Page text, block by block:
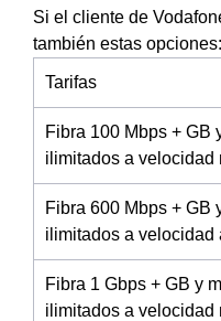
Si el cliente de
también estas opciones:
Tarifas
Fibra 100 Mbps + GB
ilimitados a velocidad
Fibra 600 Mbps + GB
ilimitados a velocidad
Fibra 1 Gbps + GB y
ilimitados a velocidad